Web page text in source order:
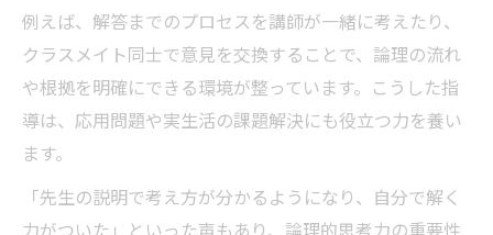
例えば、解答までのプロセスを講師が一緒に考えたり、
クラスメイト同士で意見を交換することで、論理の流れ
や根拠を明確にできる環境が整っています。こうした指
導は、応用問題や実生活の課題解決にも役立つ力を養い
ます。
「先生の説明で考え方が分かるようになり、自分で解く
力がついた」といった声もあり、論理的思考力の重要性